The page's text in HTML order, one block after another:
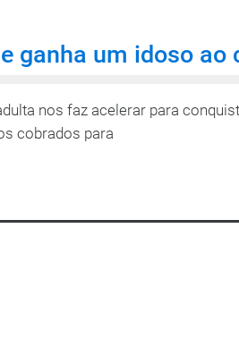
ganha um idoso
nos faz acelerar para
cobrados para